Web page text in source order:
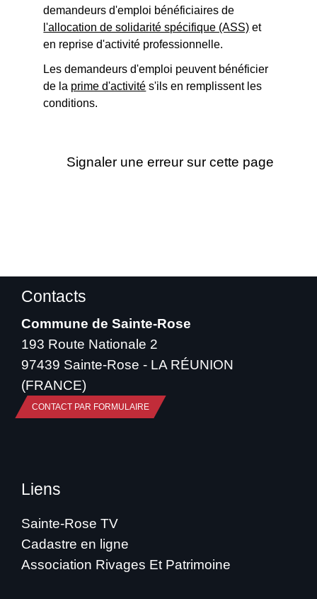
demandeurs d'emploi bénéficiaires de
l'allocation de solidarité spécifique (ASS) et
en reprise d'activité professionnelle.
Les demandeurs d'emploi peuvent bénéficier
de la prime d'activité s'ils en remplissent les
conditions.
Signaler une erreur sur cette page
Contacts
Commune de Sainte-Rose
193 Route Nationale 2
97439 Sainte-Rose - LA RÉUNION
(FRANCE)
CONTACT PAR FORMULAIRE
Liens
Sainte-Rose TV
Cadastre en ligne
Association Rivages Et Patrimoine